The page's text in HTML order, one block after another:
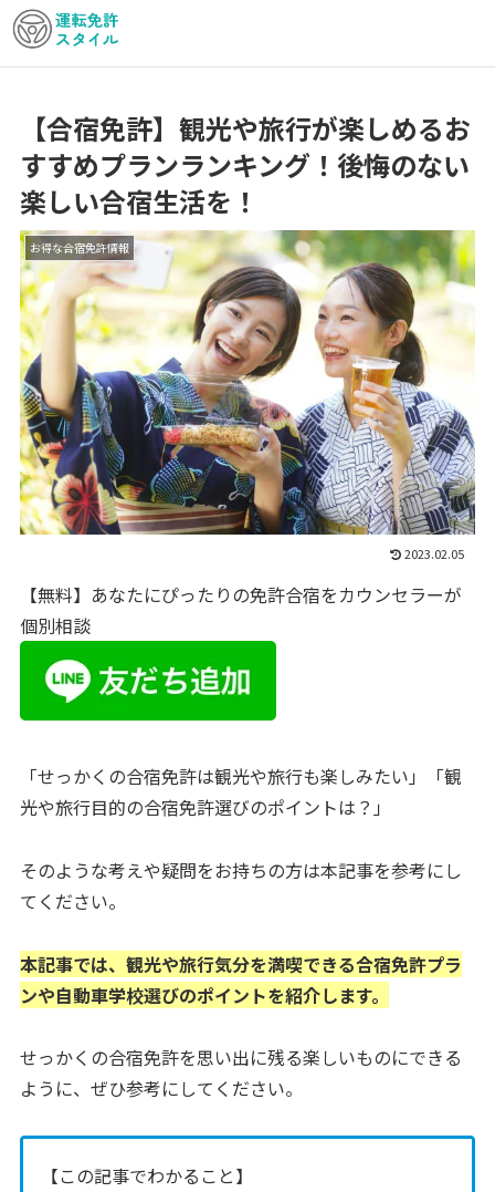
【合宿免許】観光や旅行が楽しめるお
すすめプランランキング！後悔のない
楽しい合宿生活を！
お得な合宿免許情報
2023.02.05
【無料】あなたにぴったりの免許合宿をカウンセラーが
個別相談
「せっかくの合宿免許は観光や旅行も楽しみたい」「観
光や旅行目的の合宿免許選びのポイントは？」
そのような考えや疑問をお持ちの方は本記事を参考にし
てください。
本記事では、観光や旅行気分を満喫できる合宿免許プラ
ンや自動車学校選びのポイントを紹介します。
せっかくの合宿免許を思い出に残る楽しいものにできる
ように、ぜひ参考にしてください。
【この記事でわかること】